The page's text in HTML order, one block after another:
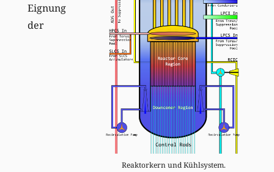
Reaktorkern und Kühlsystem.
Eignung
der